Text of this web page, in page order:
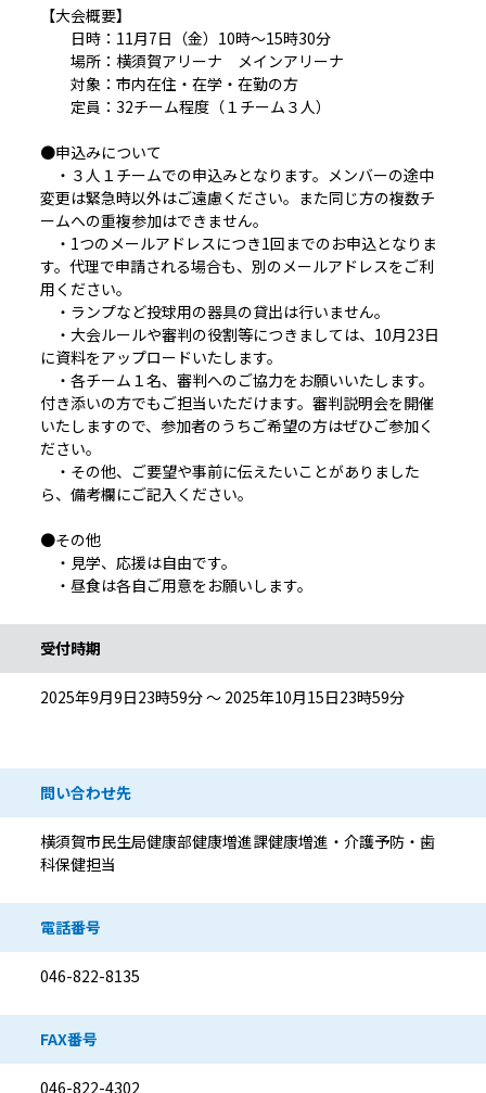
【大会概要】
日時：11月7日（金）10時～15時30分
場所：横須賀アリーナ メインアリーナ
対象：市内在住・在学・在勤の方
定員：32チーム程度（１チーム３人）
●申込みについて
・３人１チームでの申込みとなります。メンバーの途中
変更は緊急時以外はご遠慮ください。また同じ方の複数チ
ームへの重複参加はできません。
・1つのメールアドレスにつき1回までのお申込となりま
す。代理で申請される場合も、別のメールアドレスをご利
用ください。
・ランプなど投球用の器具の貸出は行いません。
・大会ルールや審判の役割等につきましては、10月23日
に資料をアップロードいたします。
・各チーム１名、審判へのご協力をお願いいたします。
付き添いの方でもご担当いただけます。審判説明会を開催
いたしますので、参加者のうちご希望の方はぜひご参加く
ださい。
・その他、ご要望や事前に伝えたいことがありました
ら、備考欄にご記入ください。
●その他
・見学、応援は自由です。
・昼食は各自ご用意をお願いします。
受付時期
2025年9月9日23時59分 ～ 2025年10月15日23時59分
問い合わせ先
横須賀市民生局健康部健康増進課健康増進・介護予防・歯
科保健担当
電話番号
046-822-8135
FAX番号
046-822-4302